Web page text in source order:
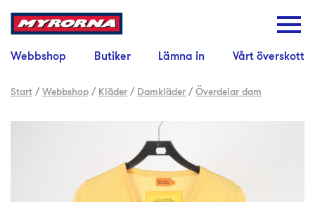
Webbshop Butiker Lämna in Vårt överskott
Start /Webbshop / Kläder / Damkläder /Överdelar dam